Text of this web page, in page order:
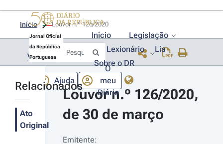
Jornal Oficial
da República
Portuguesa
Início
Legislação
Lexionário
Lia
Sobre o DR
Ajuda
O
meu
Diário
Início
Voltar
Relacionados
Ato
Original
Louvor n.º 126/2020,
de 30 de março
Emitente: